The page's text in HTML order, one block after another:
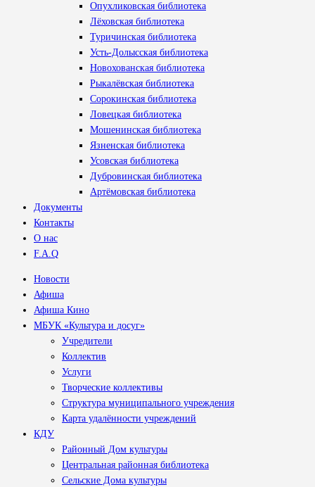
Опухликовская библиотека
Лёховская библиотека
Туричинская библиотека
Усть-Долысская библиотека
Новохованская библиотека
Рыкалёвская библиотека
Сорокинская библиотека
Ловецкая библиотека
Мошенинская библиотека
Язненская библиотека
Усовская библиотека
Дубровинская библиотека
Артёмовская библиотека
Документы
Контакты
О нас
F.A.Q
Новости
Афиша
Афиша Кино
МБУК «Культура и досуг»
Учредители
Коллектив
Услуги
Творческие коллективы
Структура муниципального учреждения
Карта удалённости учреждений
КДУ
Районный Дом культуры
Центральная районная библиотека
Сельские Дома культуры